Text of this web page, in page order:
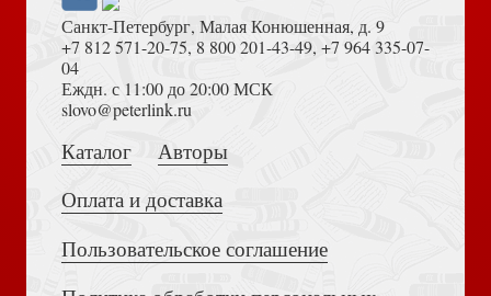
Толкование на Апокалипсис (Тихоний Африканский)
Санкт-Петербург, Малая Конюшенная, д. 9
+7 812 571-20-75, 8 800 201-43-49, +7 964 335-07-
04
Еждн. с 11:00 до 20:00 МСК
slovo@peterlink.ru
Каталог
Авторы
Оплата и доставка
Пользовательское соглашение